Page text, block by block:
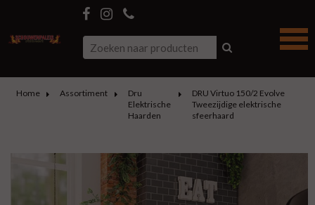
Home Assortiment
Dru
Elektrische
Haarden
DRU Virtuo 150/2 Evolve
Tweezijdige elektrische
sfeerhaard